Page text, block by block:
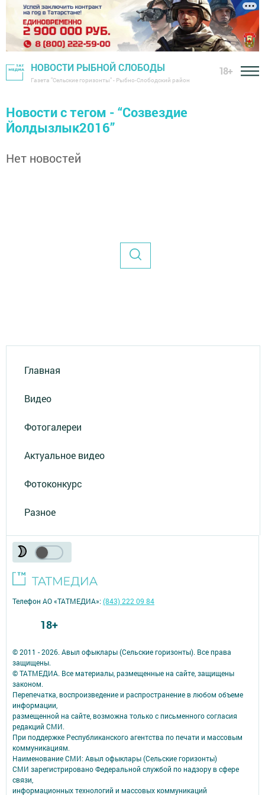
НОВОСТИ РЫБНОЙ СЛОБОДЫ
Газета "Сельские горизонты" - Рыбно-Слободский район
18+
Новости с тегом - “Созвездие
Йолдызлык2016”
Нет новостей
Главная
Видео
Фотогалереи
Актуальное видео
Фотоконкурс
Разное
© 2011 - 2026. Авыл офыклары (Сельские горизонты). Все права
защищены.
© ТАТМЕДИА. Все материалы, размещенные на сайте, защищены
законом.
Перепечатка, воспроизведение и распространение в любом объеме
информации,
размещенной на сайте, возможна только с письменного согласия
редакций СМИ.
При поддержке Республиканского агентства по печати и массовым
коммуникациям.
Наименование СМИ: Авыл офыклары (Сельские горизонты)
СМИ зарегистрировано Федеральной службой по надзору в сфере
связи,
информационных технологий и массовых коммуникаций
Телефон АО «ТАТМЕДИА»:(843) 222 09 84
18+